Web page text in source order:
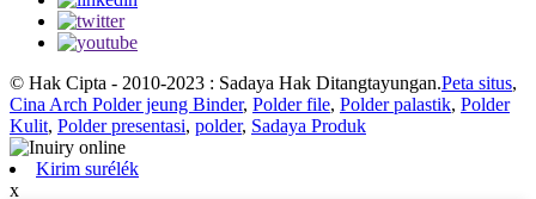
© Hak Cipta - 2010-2023 : Sadaya Hak Ditangtayungan.Peta situs,
Cina Arch Polder jeung Binder, Polder file, Polder palastik, Polder
Kulit, Polder presentasi, polder, Sadaya Produk
Kirim surélék
x